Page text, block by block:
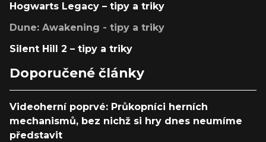
Hogwarts Legacy – tipy a triky
Dune: Awakening - tipy a triky
Silent Hill 2 – tipy a triky
Doporučené články
Videoherní poprvé: Průkopníci herních
mechanismů, bez nichž si hry dnes neumíme
představit